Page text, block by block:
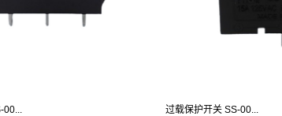
过载保护开关 SS-00...